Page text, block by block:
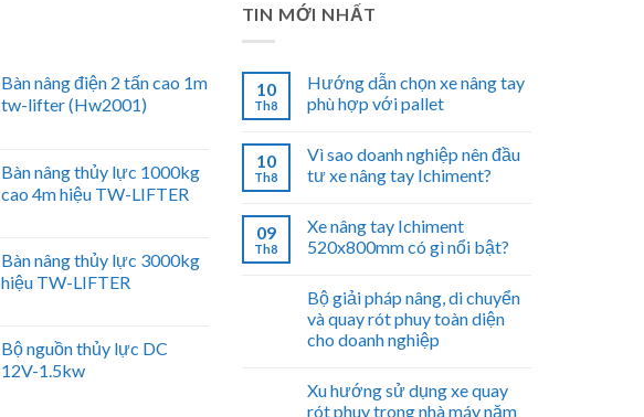
Bàn nâng điện 2 tấn cao 1m
tw-lifter (Hw2001)
Bàn nâng thủy lực 1000kg
cao 4m hiệu TW-LIFTER
Bàn nâng thủy lực 3000kg
hiệu TW-LIFTER
Bộ nguồn thủy lực DC
12V-1.5kw
TIN MỚI NHẤT
10
Th8
Hướng dẫn chọn xe nâng tay
phù hợp với pallet
10
Th8
Vì sao doanh nghiệp nên đầu
tư xe nâng tay Ichiment?
09
Th8
Xe nâng tay Ichiment
520x800mm có gì nổi bật?
Bộ giải pháp nâng, di chuyển
và quay rót phuy toàn diện
cho doanh nghiệp
Xu hướng sử dụng xe quay
rót phuy trong nhà máy năm